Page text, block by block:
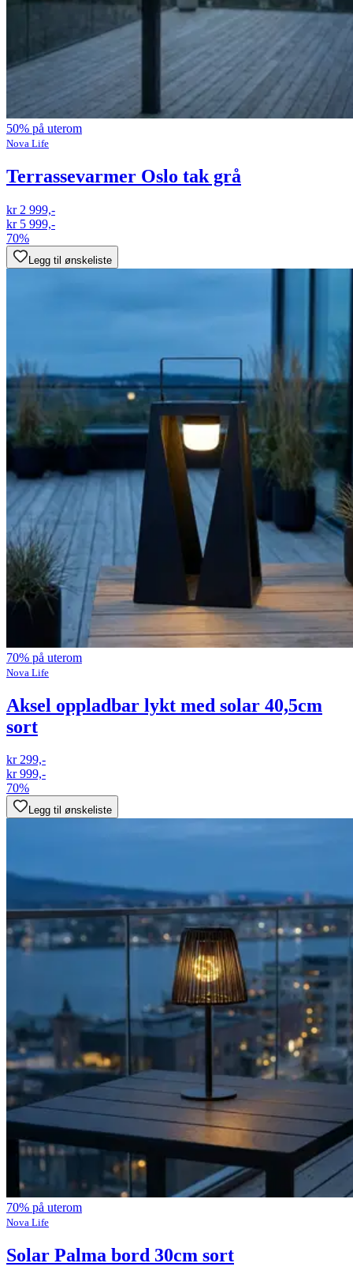
50% på uterom
Nova Life
Terrassevarmer Oslo tak grå
kr 2 999,-
kr 5 999,-
70%
Legg til ønskeliste
70% på uterom
Nova Life
Aksel oppladbar lykt med solar 40,5cm
sort
kr 299,-
kr 999,-
70%
Legg til ønskeliste
70% på uterom
Nova Life
Solar Palma bord 30cm sort